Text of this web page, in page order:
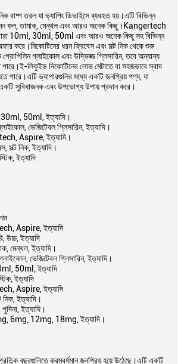
বাষ্প তরল যা ভ্যাপিং ডিভাইসে ব্যবহৃত হয়।এটি বিভিন্ন
যেমন ফল, তামাক, মেন্থল এবং আরও অনেক কিছু।Kangertech
10ml, 30ml, 50ml এবং আরও অনেক কিছু সহ বিভিন্ন
করে।নিকোটিনের ধরন ফ্রিবেস এবং সল্ট নিক থেকে শুরু
গ্লাইকোল এবং উদ্ভিজ্জ গ্লিসারিন, তবে অন্যান্য
লিকুইড নিকোটিনের লোভ মেটাতে বা সহজভাবে স্বাদ
পারে।এটি ভ্যাপারগুলির মধ্যে একটি জনপ্রিয় পণ্য, যা
সুবিধাজনক এবং উপভোগ্য উপায় প্রদান করে।
50ml, ইত্যাদি।
ভেজিটেবল গ্লিসারিন, ইত্যাদি।
Aspire, ইত্যাদি।
সল্ট নিক, ইত্যাদি।
ইত্যাদি
Aspire, ইত্যাদি
উচ্চ, ইত্যাদি
মেন্থল, ইত্যাদি।
ভেজিটেবল গ্লিসারিন, ইত্যাদি।
50ml, ইত্যাদি
ইত্যাদি
Aspire, ইত্যাদি
নিক, ইত্যাদি।
ইত্যাদি।
6mg, 12mg, 18mg, ইত্যাদি।
বছরগুলিতে ক্রমবর্ধমান জনপ্রিয় হয়ে উঠেছে।এটি একটি
যেমন প্রোপিলিন গ্লাইকল, উদ্ভিজ্জ গ্লিসারিন, গন্ধ ঘনীভূত
সমন্বয়ে গঠিত।বিভিন্ন মাত্রার স্বাদ এবং তীব্রতা প্রদানের